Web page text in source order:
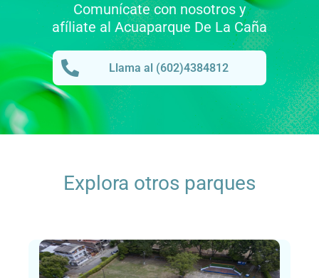
Comunícate con nosotros y
afíliate al Acuaparque De La Caña
Llama al (602)4384812
Explora otros parques